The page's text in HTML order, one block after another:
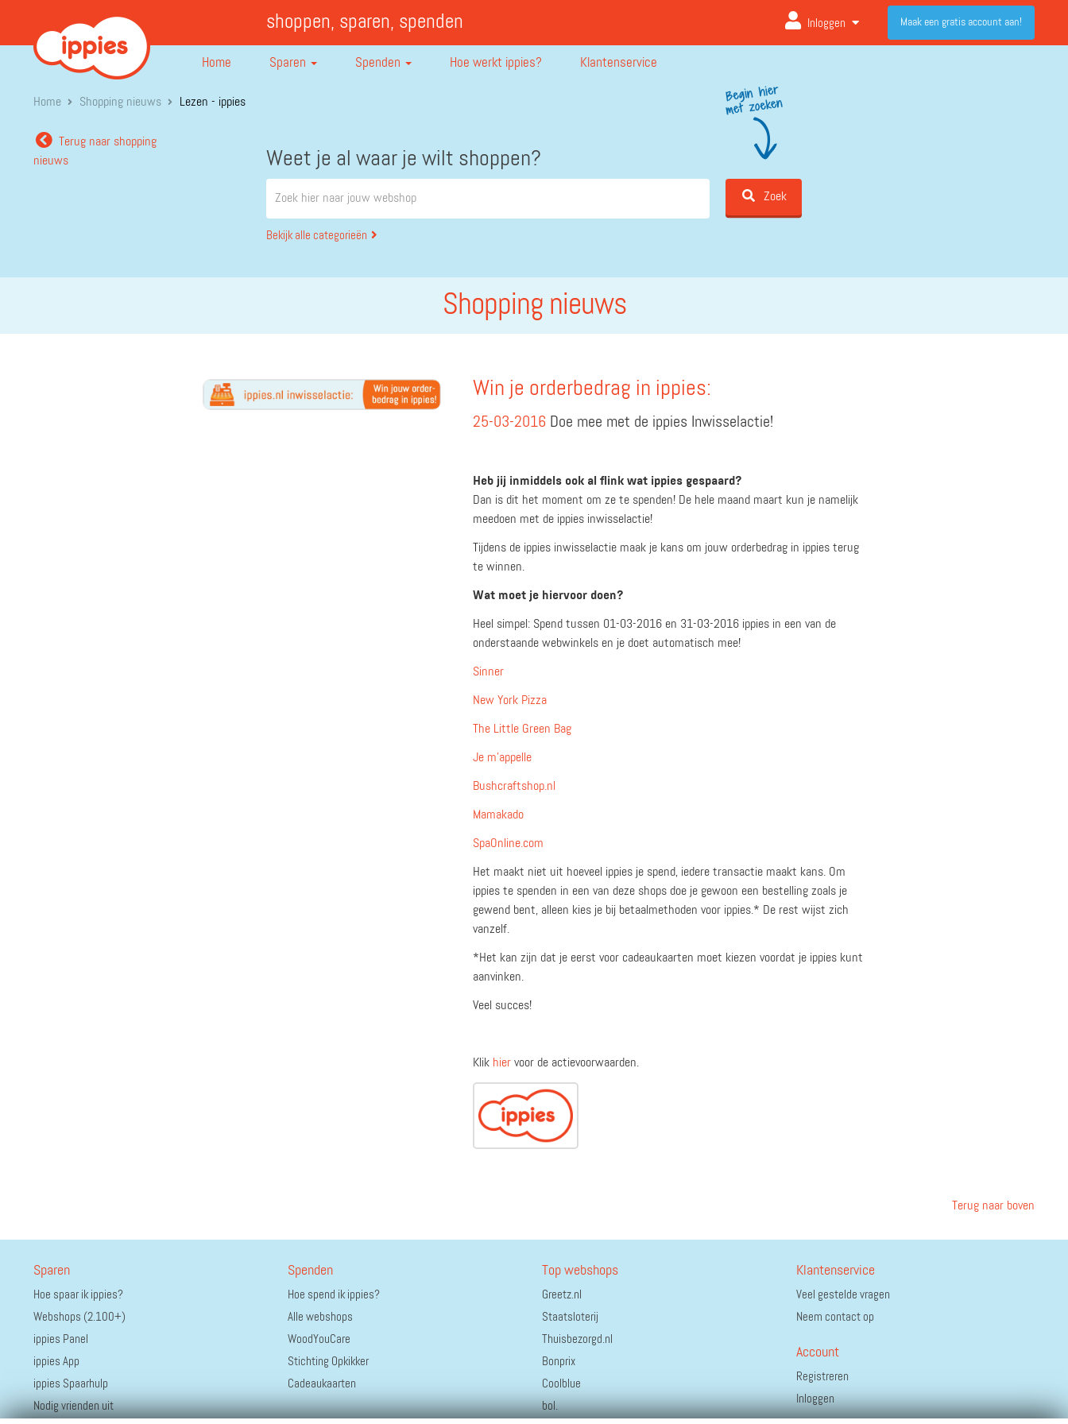
shoppen, sparen, spenden Inloggen Maak een gratis account aan!
Home Sparen Spenden Hoe werkt ippies? Klantenservice
Home Shopping nieuws Lezen - ippies
Terug naar shopping
nieuws
Weet je al waar je wilt shoppen?
Bekijk alle categorieën
Zoek
Shopping nieuws
Win je orderbedrag in ippies:
25-03-2016 Doe mee met de ippies Inwisselactie!
Heb jij inmiddels ook al flink wat ippies gespaard?
Dan is dit het moment om ze te spenden! De hele maand maart kun je namelijk
meedoen met de ippies inwisselactie!
Tijdens de ippies inwisselactie maak je kans om jouw orderbedrag in ippies terug
te winnen.
Wat moet je hiervoor doen?
Heel simpel: Spend tussen 01-03-2016 en 31-03-2016 ippies in een van de
onderstaande webwinkels en je doet automatisch mee!
Sinner
New York Pizza
The Little Green Bag
Je m’appelle
Bushcraftshop.nl
Mamakado
SpaOnline.com
Het maakt niet uit hoeveel ippies je spend, iedere transactie maakt kans. Om
ippies te spenden in een van deze shops doe je gewoon een bestelling zoals je
gewend bent, alleen kies je bij betaalmethoden voor ippies.* De rest wijst zich
vanzelf.
*Het kan zijn dat je eerst voor cadeaukaarten moet kiezen voordat je ippies kunt
aanvinken.
Veel succes!
Klik hier voor de actievoorwaarden.
Terug naar boven
Sparen
Hoe spaar ik ippies?
Webshops (2.100+)
ippies Panel
ippies App
ippies Spaarhulp
Nodig vrienden uit
Spenden
Hoe spend ik ippies?
Alle webshops
WoodYouCare
Stichting Opkikker
Cadeaukaarten
Top webshops
Greetz.nl
Staatsloterij
Thuisbezorgd.nl
Bonprix
Coolblue
bol.
Klantenservice
Veel gestelde vragen
Neem contact op
Account
Registreren
Inloggen